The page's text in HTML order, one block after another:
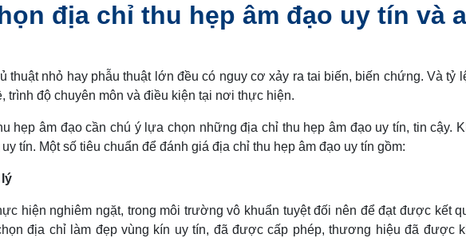
địa chỉ thu hẹp âm đạo uy tín và
thuật nhỏ hay phẫu thuật lớn đều có nguy cơ xảy ra tai biến, biến chứng. Và tỷ
trình độ chuyên môn và điều kiện tại nơi thực hiện.
hẹp âm đạo cần chú ý lựa chọn những địa chỉ thu hẹp âm đạo uy tín, tin cậy.
tín. Một số tiêu chuẩn để đánh giá địa chỉ thu hẹp âm đạo uy tín gồm:
hiện nghiêm ngặt, trong môi trường vô khuẩn tuyệt đối nên để đạt được kết
địa chỉ làm đẹp vùng kín uy tín, đã được cấp phép, thương hiệu đã được